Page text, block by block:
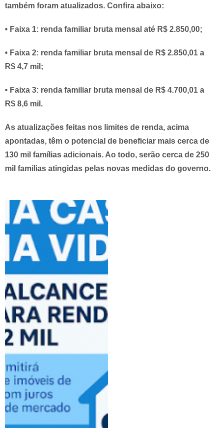
também foram atualizados. Confira abaixo:
• Faixa 1: renda familiar bruta mensal até R$ 2.850,00;
• Faixa 2: renda familiar bruta mensal de R$ 2.850,01 a
R$ 4,7 mil;
• Faixa 3: renda familiar bruta mensal de R$ 4.700,01 a
R$ 8,6 mil.
As atualizações feitas nos limites de renda, acima
apontadas, têm o potencial de beneficiar mais cerca de
130 mil famílias adicionais. Ao todo, serão cerca de 250
mil famílias atingidas pelas novas medidas do governo.